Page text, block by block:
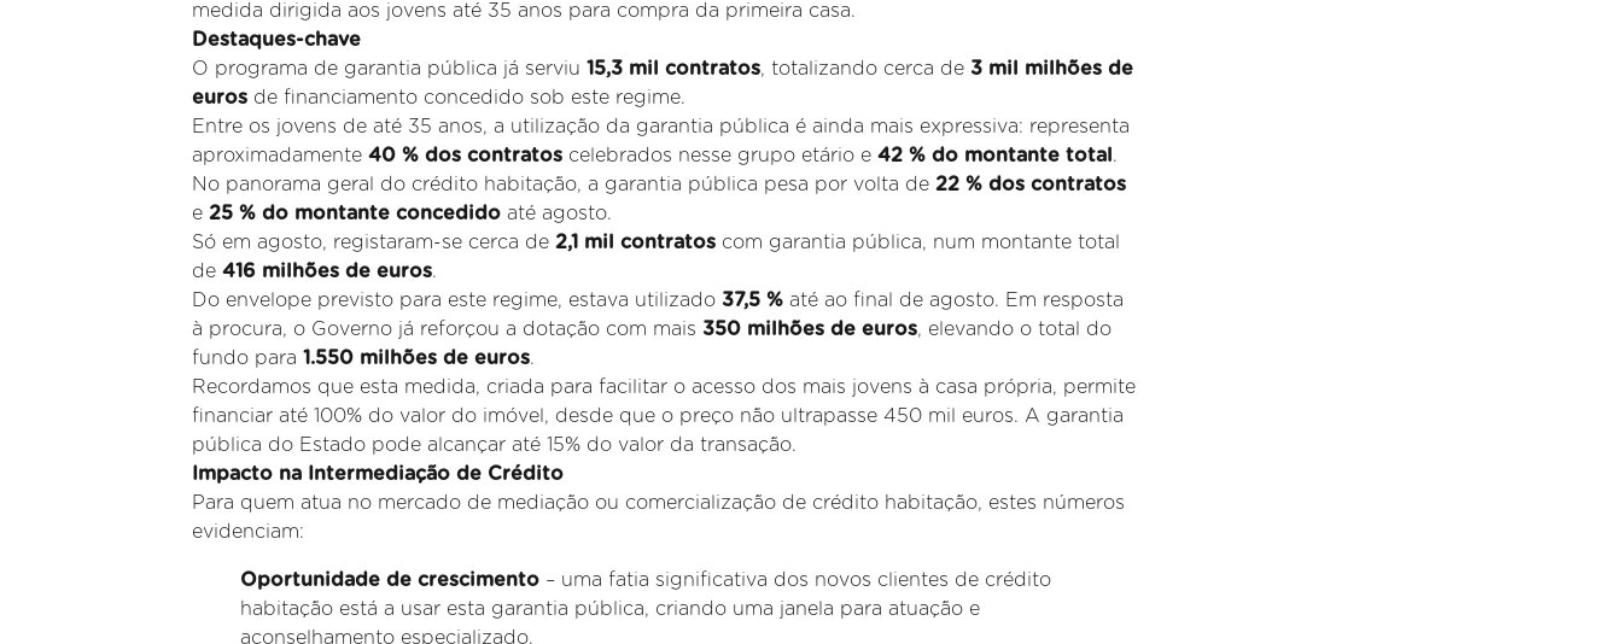
medida dirigida aos jovens até 35 anos para compra da primeira casa.
Destaques-chave
O programa de garantia pública já serviu 15,3 mil contratos, totalizando cerca de 3 mil milhões de
eurosde financiamento concedido sob este regime.
Entre os jovens de até 35 anos, a utilização da garantia pública é ainda mais expressiva: representa
aproximadamente 40 % dos contratoscelebrados nesse grupo etário e 42 % do montante total .
No panorama geral do crédito habitação, a garantia pública pesa por volta de 22 % dos contratos
e 25 % do montante concedidoaté agosto.
Só em agosto, registaram-se cerca de 2,1 mil contratoscom garantia pública, num montante total
de 416 milhões de euros.
Do envelope previsto para este regime, estava utilizado 37,5 %até ao final de agosto. Em resposta
à procura, o Governo já reforçou a dotação com mais 350 milhões de euros, elevando o total do
fundo para 1.550 milhões de euros.
Recordamos que esta medida, criada para facilitar o acesso dos mais jovens à casa própria, permite
financiar até 100% do valor do imóvel, desde que o preço não ultrapasse 450 mil euros. A garantia
pública do Estado pode alcançar até 15% do valor da transação.
Impacto na Intermediação de Crédito
Para quem atua no mercado de mediação ou comercialização de crédito habitação, estes números
evidenciam:
Oportunidade de crescimento– uma fatia significativa dos novos clientes de crédito
habitação está a usar esta garantia pública, criando uma janela para atuação e
aconselhamento especializado.